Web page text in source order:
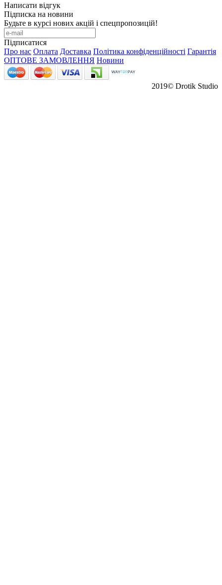
Написати відгук
Підписка на новини
Будьте в курсі нових акцій і спецпропозицій!
Підписатися
Про нас Оплата Доставка Політика конфіденційності Гарантія
ОПТОВЕ ЗАМОВЛЕННЯ Новини
2019© Drotik Studio